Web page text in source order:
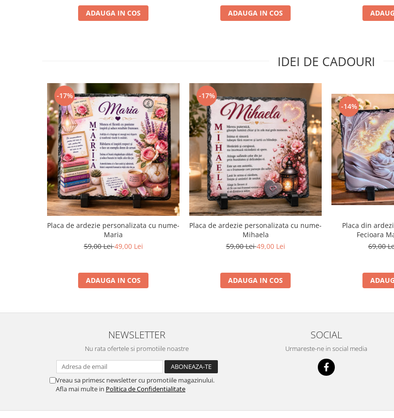
ADAUGA IN COS ADAUGA IN COS
IDEI DE CADOURI
-17%
Placa de ardezie personalizata cu nume-
Maria
59,00 Lei49,00 Lei
ADAUGA IN COS
-17%
Placa de ardezie personalizata cu nume-
Mihaela
59,00 Lei49,00 Lei
ADAUGA IN COS
-14%
Placa din
Fecioara
69,00
NEWSLETTER
Nu rata ofertele si promotiile noastre
Vreau sa primesc newsletter cu promotiile magazinului.
Afla mai multe in Politica de Confidentialitate
SOCIAL
Urmareste-ne in social media